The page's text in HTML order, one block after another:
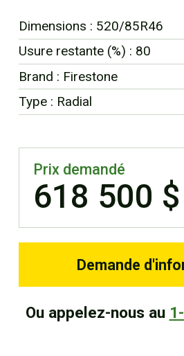
Dimensions : 520/85R46
Usure restante (%) : 80
Brand : Firestone
Type : Radial
Prix demandé
618 500 $
Demande
Ou appelez-nous au